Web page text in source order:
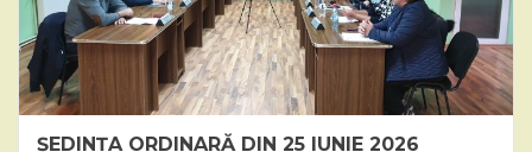
ȘEDINȚA ORDINARĂ DIN 25 IUNIE 2026